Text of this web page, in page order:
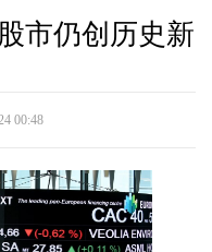
市仍创历史新
00:48